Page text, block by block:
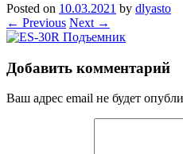
Posted on 10.03.2021 by dlyasto
← Previous Next →
Добавить комментарий
Ваш адрес email не будет